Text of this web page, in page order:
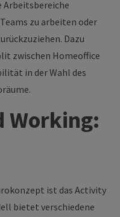
Arbeitsbereiche
zu arbeiten oder
Dazu
zwischen Homeoffice
in der Wahl des
Working:
ist das Activity
bietet verschiedene